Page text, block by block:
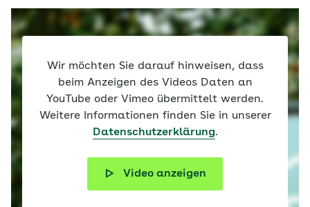
Wir möchten Sie darauf hinweisen, dass
beim Anzeigen des Videos Daten an
YouTube oder Vimeo übermittelt werden.
Weitere Informationen finden Sie in unserer
Datenschutzerklärung.
Video anzeigen